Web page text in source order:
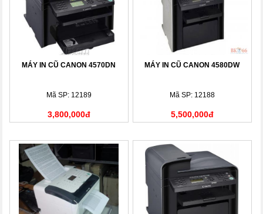
MÁY IN CŨ CANON 4570DN
Mã SP: 12189
3,800,000đ
MÁY IN CŨ CANON 4580DW
Mã SP: 12188
5,500,000đ